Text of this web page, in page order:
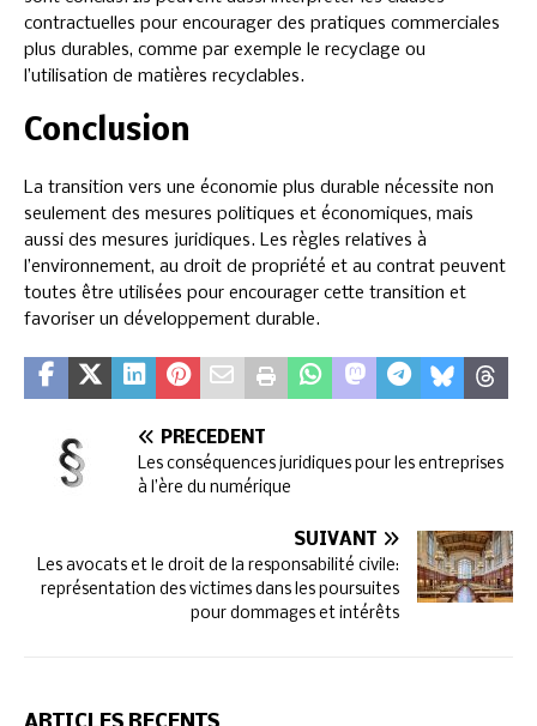
contractuelles pour encourager des pratiques commerciales
plus durables, comme par exemple le recyclage ou
l’utilisation de matières recyclables.
Conclusion
La transition vers une économie plus durable nécessite non
seulement des mesures politiques et économiques, mais
aussi des mesures juridiques. Les règles relatives à
l’environnement, au droit de propriété et au contrat peuvent
toutes être utilisées pour encourager cette transition et
favoriser un développement durable.
PRÉCÉDENT
Les conséquences juridiques pour les entreprises
à l’ère du numérique
SUIVANT
Les avocats et le droit de la responsabilité civile:
représentation des victimes dans les poursuites
pour dommages et intérêts